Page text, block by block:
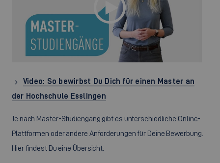
Video: So bewirbst Du Dich für einen Master an
der Hochschule Esslingen
Je nach Master-Studiengang gibt es unterschiedliche Online-
Plattformen oder andere Anforderungen für Deine Bewerbung.
Hier findest Du eine Übersicht: